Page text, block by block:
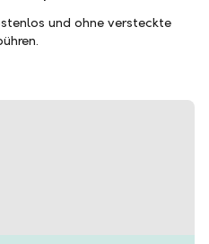
und ohne versteckte